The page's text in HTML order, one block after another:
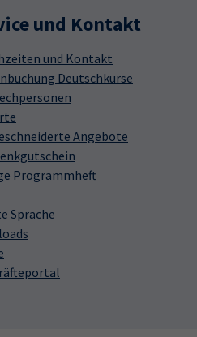
und Kontakt
und Kontakt
Deutschkurse
Angebote
Programmheft
Sprache